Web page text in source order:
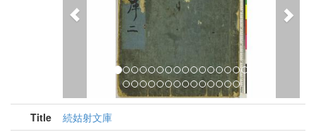
Title
続姑射文庫